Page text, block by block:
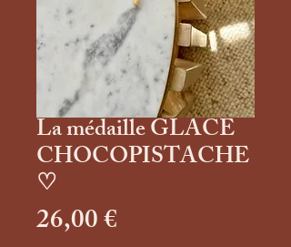
La médaille GLACE
CHOCOPISTACHE
♡
26,00 €